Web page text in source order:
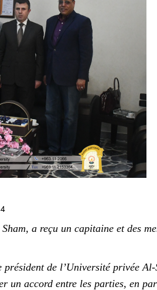
a reçu un capitaine et des
de l’Université privée Al-
un accord entre les parties, en